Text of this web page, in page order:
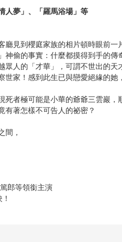
人夢」、「羅馬浴場」等
廳見到櫻庭家族的相片頓時眼前
神偷的事實：什麼都摸得到手的
眾人的「才華」，可謂不世出的
世家！感到此生已與戀愛絕緣的她
死者極可能是小華的爺爺三雲巖
有著怎樣不可告人的祕密？
間，
郎等領銜主演